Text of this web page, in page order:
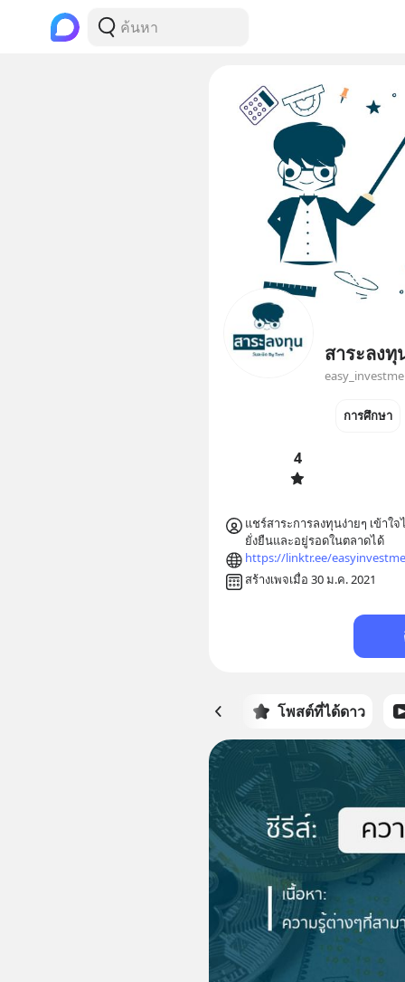
สาระลง
การศึกษา
4
แชร์สาระการลงทุนง่ายๆ เข้า
ยั่งยืนและอยู่รอดในตลาดได้
https://linktr.ee/
สร้างเพจเมื่อ 30 ม.ค. 2021
หน้าหลัก โพสต์ที่ได้ดาว